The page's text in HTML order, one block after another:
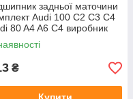
задньої маточини
Audi 100 C2 C3 C4
80 A4 A6 C4 виробник
₴